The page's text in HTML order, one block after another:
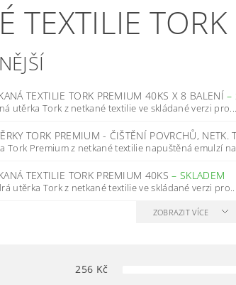
TEXTILIE TORK
TEXTILIE TORK PREMIUM 40KS X 8 BALENÍ–
utěrka Tork z netkané textilie ve skládané verzi pro...
TORK PREMIUM - ČIŠTĚNÍ POVRCHŮ, NETK.
Tork Premium z netkané textilie napuštěná emulzí
TEXTILIE TORK PREMIUM 40KS– SKLADEM
utěrka Tork z netkané textilie ve skládané verzi pro...
ZOBRAZIT VÍCE
256 Kč